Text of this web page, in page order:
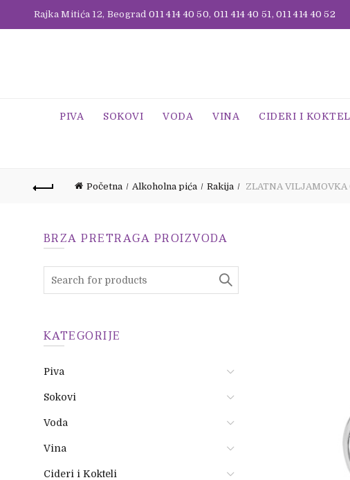
Rajka Mitića 12, Beograd011 414 40 50, 011 414 40 51,011 414 40 52
PIVA SOKOVI VODA VINA CIDERI I
Početna Alkoholna pića Rakija ZLATNA
BRZA PRETRAGA PROIZVODA
KATEGORIJE
Piva
Sokovi
Voda
Vina
Cideri i Kokteli